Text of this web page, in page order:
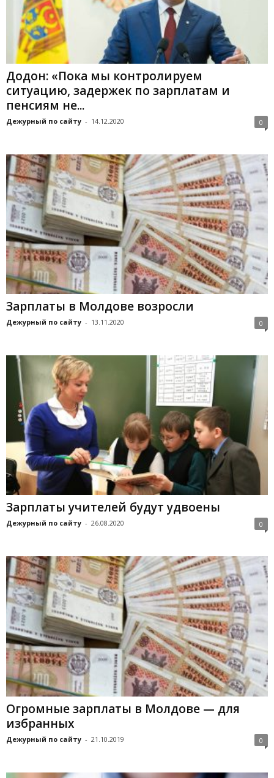
Додон: «Пока мы контролируем
ситуацию, задержек по зарплатам и
пенсиям не...
Дежурный по сайту - 14.12.2020 0
Зарплаты в Молдове возросли
Дежурный по сайту - 13.11.2020 0
Зарплаты учителей будут удвоены
Дежурный по сайту - 26.08.2020 0
Огромные зарплаты в Молдове — для
избранных
Дежурный по сайту - 21.10.2019 0